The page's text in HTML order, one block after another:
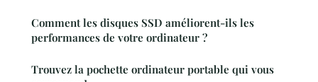
Comment les disques SSD améliorent-ils les
performances de votre ordinateur ?
Trouvez la pochette ordinateur portable qui vous